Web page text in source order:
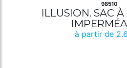
98510
ILLUSION. SAC
à partir de